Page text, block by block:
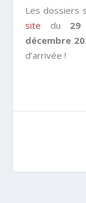
Les dossiers
site du 29
décembre
d’arrivée !